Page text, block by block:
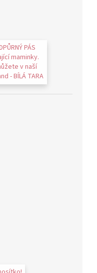
PÁS
maminky.
v naší
- BÍLÁ TARA